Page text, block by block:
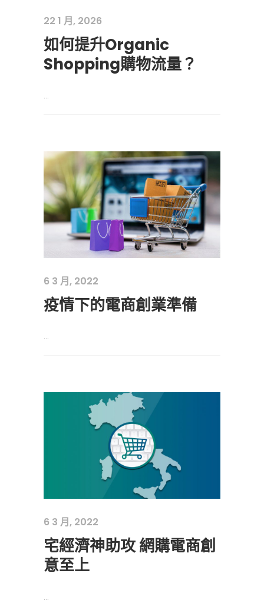
22 1 月, 2026
如何提升Organic
Shopping購物流量？
...
6 3 月, 2022
疫情下的電商創業準備
...
6 3 月, 2022
宅經濟神助攻 網購電商創
意至上
...